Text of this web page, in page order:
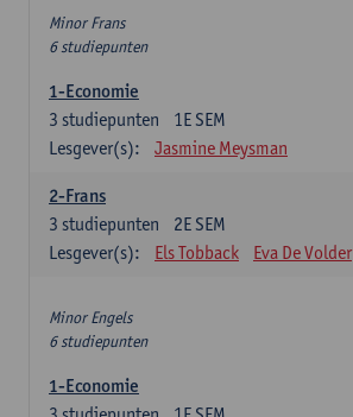
Minor Frans
6 studiepunten
1-Economie
1E SEM
3 studiepunten
Lesgever(s):
Jasmine Meysman
2-Frans
2E SEM
3 studiepunten
Lesgever(s):
Els Tobback Eva De Volder
Minor Engels
6 studiepunten
1-Economie